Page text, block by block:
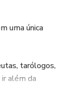
uma única
tarólogos,
além da